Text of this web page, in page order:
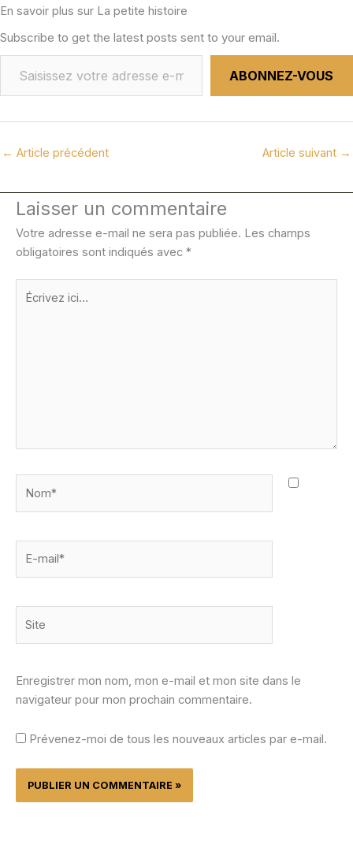
En savoir plus sur La petite histoire
Subscribe to get the latest posts sent to your email.
ABONNEZ-VOUS
← Article précédent Article suivant →
Laisser un commentaire
Votre adresse e-mail ne sera pas publiée. Les champs
obligatoires sont indiqués avec *
Écrivez
Enregistrer mon nom, mon e-mail et mon site dans le
navigateur pour mon prochain commentaire.
Prévenez-moi de tous les nouveaux articles par e-mail.